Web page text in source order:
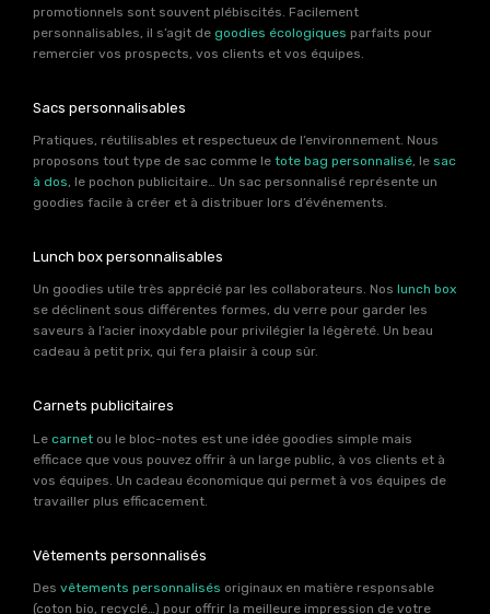
promotionnels sont souvent plébiscités. Facilement
personnalisables, il s’agit de goodies écologiques parfaits pour
remercier vos prospects, vos clients et vos équipes.
Sacs personnalisables
Pratiques, réutilisables et respectueux de l’environnement. Nous
proposons tout type de sac comme le tote bag personnalisé, le sac
à dos, le pochon publicitaire… Un sac personnalisé représente un
goodies facile à créer et à distribuer lors d’événements.
Lunch box personnalisables
Un goodies utile très apprécié par les collaborateurs. Nos lunch box
se déclinent sous différentes formes, du verre pour garder les
saveurs à l’acier inoxydable pour privilégier la légèreté. Un beau
cadeau à petit prix, qui fera plaisir à coup sûr.
Carnets publicitaires
Le carnet ou le bloc-notes est une idée goodies simple mais
efficace que vous pouvez offrir à un large public, à vos clients et à
vos équipes. Un cadeau économique qui permet à vos équipes de
travailler plus efficacement.
Vêtements personnalisés
Des vêtements personnalisés originaux en matière responsable
(coton bio, recyclé…) pour offrir la meilleure impression de votre